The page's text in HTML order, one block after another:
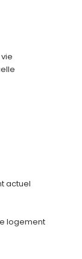
actuel
logement